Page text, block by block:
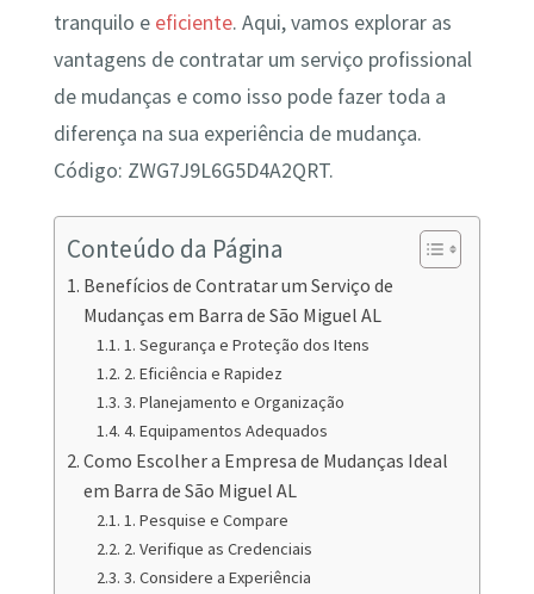
tranquilo e eficiente. Aqui, vamos explorar as
vantagens de contratar um serviço profissional
de mudanças e como isso pode fazer toda a
diferença na sua experiência de mudança.
Código: ZWG7J9L6G5D4A2QRT.
Conteúdo da Página
Benefícios de Contratar um Serviço de
Mudanças em Barra de São Miguel AL
1. Segurança e Proteção dos Itens
2. Eficiência e Rapidez
3. Planejamento e Organização
4. Equipamentos Adequados
Como Escolher a Empresa de Mudanças Ideal
em Barra de São Miguel AL
1. Pesquise e Compare
2. Verifique as Credenciais
3. Considere a Experiência